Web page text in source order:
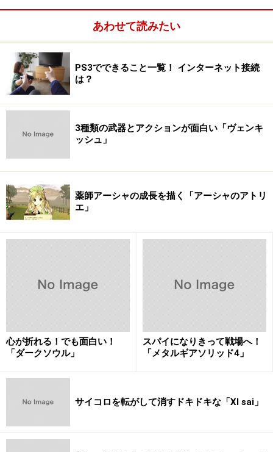
TGS2003出展予定タイトル（PDF）
○TGS2004出展予定タイトル（PDF）
■関連ガイド記事：ゲームニュースナナメ読み！ ゆとり
のないPSP
■関連ガイド記事：
ウェアエニックス
■関連ガイド記事：東京ゲームショウ2004特集PS版
ダと巨像
■関連ガイド記事：東京ゲームショウ2004特集PS版
PSP！ PSP！ PSP！
※記事内容は執筆時点のものです。最新の内容をご確認くださ
次のページへ
あわせて読みたい
PS3でできること一覧！ インターネット接続
は？
3種類の武器とアクションが面白い「ヴェンキ
ッシュ」
薬師アーシャの成長を描く「アーシャのアトリ
エ」
心が折れる！でも面白い！
「ダークソウル」
スパイになりきって戦場へ！
「メタルギアソリッド4」
サイコロを転がして消すドキドキな「XI sai」